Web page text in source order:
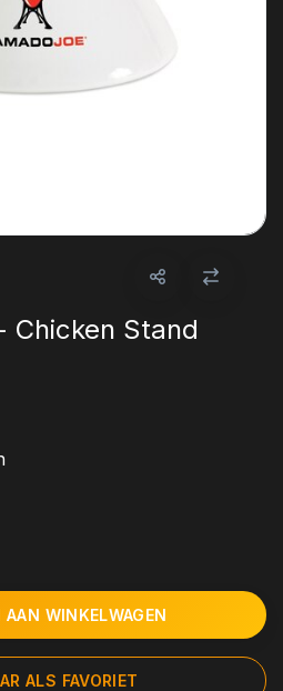
Chicken Stand
AAN WINKELWAGEN
ALS FAVORIET